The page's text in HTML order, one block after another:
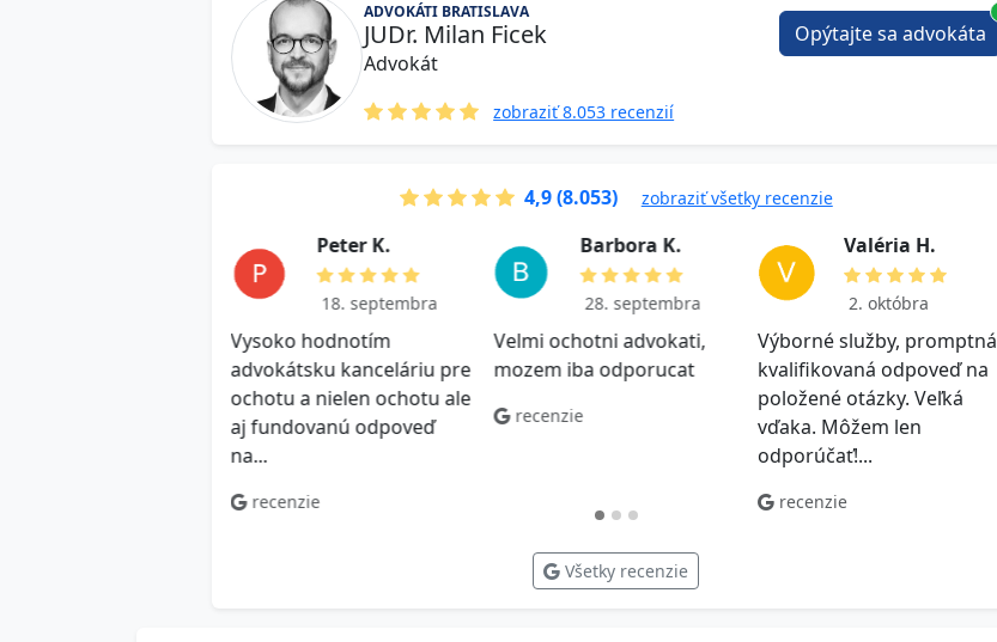
ADVOKÁTI BRATISLAVA
JUDr. Milan Ficek
Advokát
zobraziť 8.053 recenzií
Opýtajte sa advokáta
4,9 (8.053) zobraziť všetky recenzie
P e t e r K.
18. septembra
Vysoko hodnotím
advokátsku kanceláriu pre
ochotu a nielen ochotu ale
aj fundovanú odpoveď
na...
recenzie
B a r b o r a K .
28. septembra
Velmi ochotni advokati,
mozem iba odporucat
recenzie
V a l ér i a H .
2. októbra
Výborné služby, promptná
kvalifikovaná odpoveď na
položené otázky. Veľká
vďaka. Môžem len
odporúčať!...
recenzie
Všetky recenzie